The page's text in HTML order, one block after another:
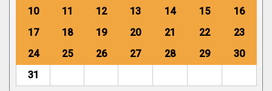
10
11 12 13 14 15
16
17
18 19 20 21 22
23
24
25 26 27 28 29
30
31